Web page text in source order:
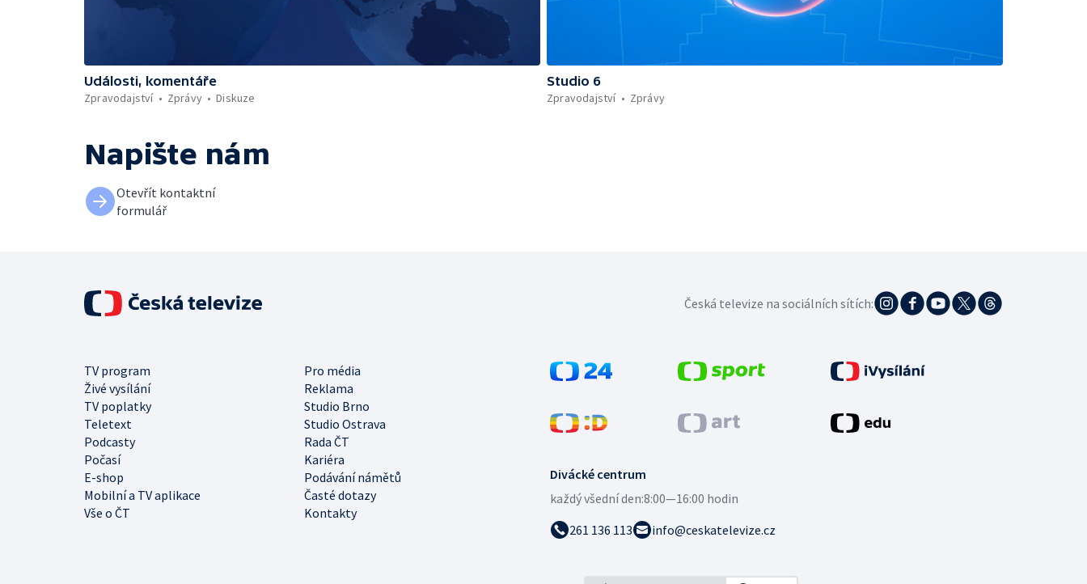
Události, komentáře
Zpravodajství
Zprávy Diskuze
Studio 6
Zpravodajství
Zprávy
Napište nám
Otevřít kontaktní
formulář
Divácké centrum
každý všední den:8:00—16:00 hodin
261 136 113
info@ceskatelevize.cz
TV program
Pro média
Živé vysílání
Reklama
TV poplatky
Studio Brno
Teletext
Studio Ostrava
Podcasty
Rada ČT
Počasí
Kariéra
E-shop
Podávání námětů
Mobilní a TV aplikace
Časté dotazy
Vše o ČT
Kontakty
Česká televize na sociálních sítích: